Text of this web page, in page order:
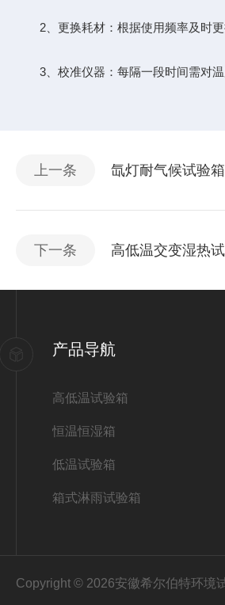
2、更换耗材：根据使用频率及时更
3、校准仪器：每隔一段时间需对温
上一条 氙灯耐气候试验
下一条 高低温交变湿热
产品导航
高低温试验箱
恒温恒湿箱
低温试验箱
箱式淋雨试验箱
Copyright © 2026安徽希尔伯特环